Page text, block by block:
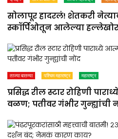
सोलापूर हादरलं! शेतकरी
स्कॉर्पिओतून आलेल्या
ताज्या बातम्या पश्चिम महाराष्ट्र महाराष्ट्र
प्रसिद्ध रील स्टार रोहिणी
वळण; पतीवर गंभीर गुन्ह्यांची